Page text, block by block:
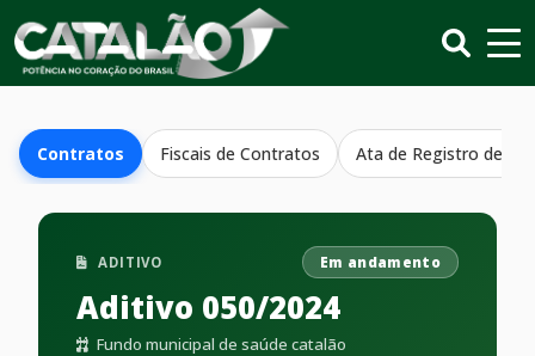
Contratos Fiscais de Contratos Ata de Registro de
ADITIVO Em andamento
Aditivo 050/2024
Fundo municipal de saúde catalão